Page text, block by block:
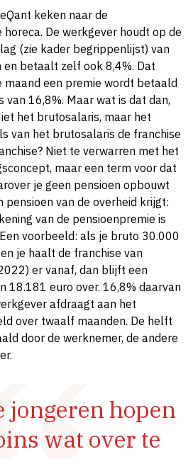
keken naar de
horeca. De werkgever houdt op de
(zie kader begrippenlijst) van
en betaalt zelf ook 8,4%. Dat
maand een premie wordt betaald
van 16,8%. Maar wat is dat dan,
het brutosalaris, maar het
van het brutosalaris de franchise
Niet te verwarren met het
maar een term voor dat
je geen pensioen opbouwt
van de overheid krijgt:
van de pensioenpremie is
voorbeeld: als je bruto 30.000
je haalt de franchise van
er vanaf, dan blijft een
18.181 euro over. 16,8% daarvan
afdraagt aan het
over twaalf maanden. De helft
door de werknemer, de andere
jongeren hopen
wat over te